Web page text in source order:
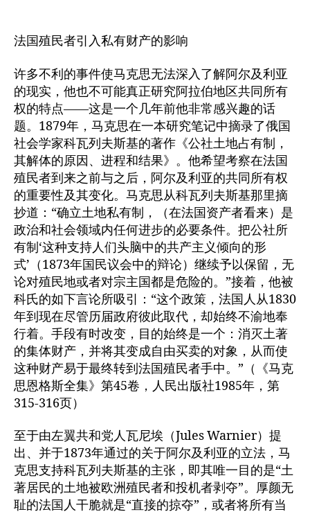
法国殖民者引入私有财产的影响
许多不利的事件使马克思无法深入了解阿尔及利亚
的现实，他也不可能真正研究阿拉伯地区共同所有
权的特点——这是一个几年前他非常感兴趣的话
题。1879年，马克思在一本研究笔记中摘录了俄国
社会学家科瓦列夫斯基的著作《公社土地占有制，
其解体的原因、进程和结果》。他希望考察在法国
殖民者到来之前与之后，阿尔及利亚的共同所有权
的重要性及其变化。马克思从科瓦列夫斯基那里摘
抄道：“确立土地私有制，（在法国资产者看来）是
政治和社会领域内任何进步的必要条件。把公社所
有制‘这种支持人们头脑中的共产主义倾向的形
式’（1873年国民议会中的辩论）继续予以保留，无
论对殖民地或者对宗主国都是危险的。”接着，他被
科氏的如下言论所吸引：“这个政策，法国人从1830
年到现在尽管历届政府彼此取代，却始终不渝地奉
行着。手段有时改变，目的始终是一个：消灭土著
的集体财产，并将其变成自由买卖的对象，从而使
这种财产易于最终转到法国殖民者手中。”（《马克
思恩格斯全集》第45卷，人民出版社1985年，第
315-316页）
至于由左翼共和党人瓦尼埃（Jules Warnier）提
出、并于1873年通过的关于阿尔及利亚的立法，马
克思支持科瓦列夫斯基的主张，即其唯一目的是“土
著居民的土地被欧洲殖民者和投机者剥夺”。厚颜无
耻的法国人干脆就是“直接的掠夺”，或者将所有当